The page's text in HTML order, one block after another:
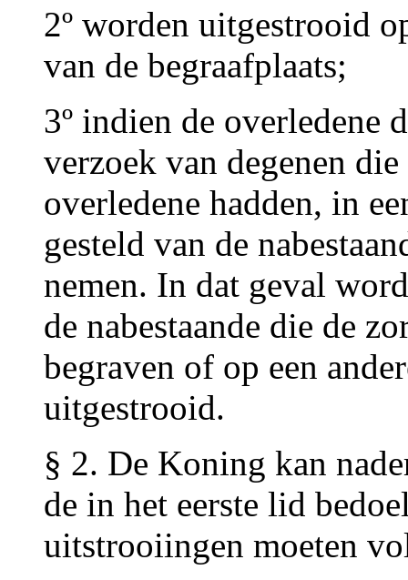
2º worden uitgestrooid
van de begraafplaats;
3º indien de
verzoek van degenen
overledene hadden, in
gesteld van de
nemen. In dat geval
de nabestaande die de
begraven of op een
uitgestrooid.
§ 2. De Koning kan
de in het eerste lid
uitstrooiingen moeten